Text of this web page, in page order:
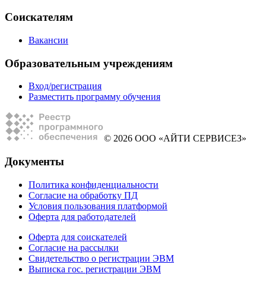
Соискателям
Вакансии
Образовательным учреждениям
Вход/регистрация
Разместить программу обучения
© 2026 ООО «АЙТИ СЕРВИСЕЗ»
Документы
Политика конфиденциальности
Согласие на обработку ПД
Условия пользования платформой
Оферта для работодателей
Оферта для соискателей
Согласие на рассылки
Свидетельство о регистрации ЭВМ
Выписка гос. регистрации ЭВМ